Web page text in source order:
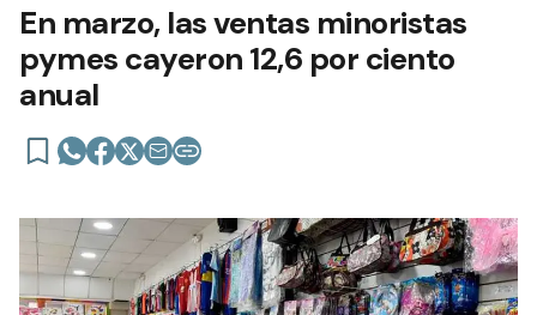
En marzo, las ventas minoristas
pymes cayeron 12,6 por ciento
anual